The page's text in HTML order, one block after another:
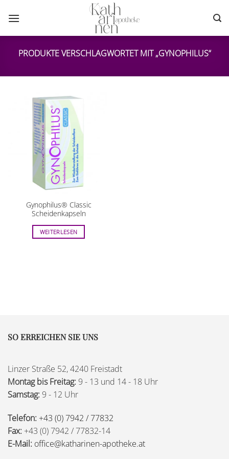
Inhalt
PRODUKTE VERSCHLAGWORTET MIT „GYNOPHILUS“
Gynophilus® Classic
Scheidenkapseln
WEITERLESEN
SO ERREICHEN SIE UNS
Linzer Straße 52, 4240 Freistadt
Montag bis Freitag: 9 - 13 und 14 - 18 Uhr
Samstag: 9 - 12 Uhr
Telefon: +43 (0) 7942 / 77832
Fax: +43 (0) 7942 / 77832-14
E-Mail: office@katharinen-apotheke.at